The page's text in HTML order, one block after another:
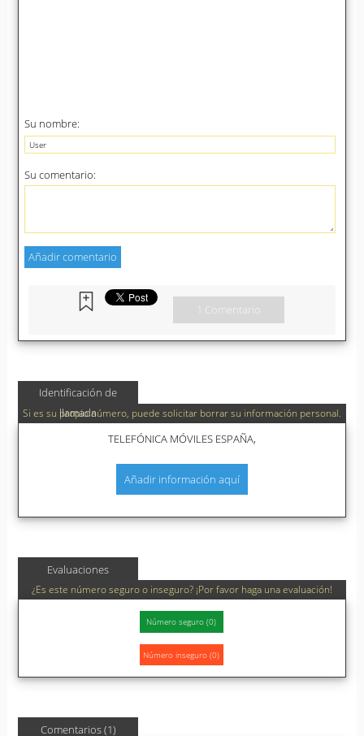
Su nombre:
Su comentario:
1 Comentario
Identificación de
llamada
Si es su propio número, puede solicitar borrar su información personal.
TELEFÓNICA MÓVILES ESPAÑA,
Añadir información aquí
Evaluaciones
¿Es este número seguro o inseguro? ¡Por favor haga una evaluación!
Comentarios (1)